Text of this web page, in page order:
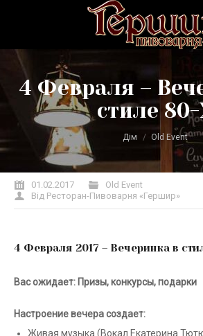
4 Февраля –
стиле
Дім Old Event
01.02.2017
Old Event
Від Ресторан-Пивоварня «Гершир»
4 Февраля 2017 – Вечеринка в
Вас ожидает: Призы, конкурсы, подарки
Настроение вечера создает:
Живая музыка (Вокал Екатерина